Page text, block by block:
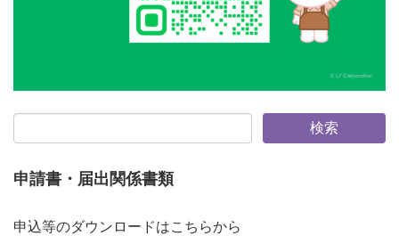
申請書・届出関係書類
申込等のダウンロードはこちらから